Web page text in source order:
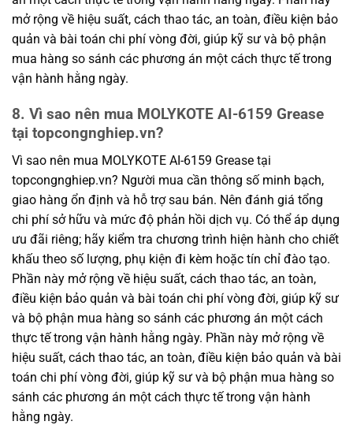
mở rộng về hiệu suất, cách thao tác, an toàn, điều kiện bảo
quản và bài toán chi phí vòng đời, giúp kỹ sư và bộ phận
mua hàng so sánh các phương án một cách thực tế trong
vận hành hằng ngày.
8. Vì sao nên mua MOLYKOTE AI-6159 Grease
tại topcongnghiep.vn?
Vì sao nên mua MOLYKOTE AI-6159 Grease tại
topcongnghiep.vn? Người mua cần thông số minh bạch,
giao hàng ổn định và hỗ trợ sau bán. Nên đánh giá tổng
chi phí sở hữu và mức độ phản hồi dịch vụ. Có thể áp dụng
ưu đãi riêng; hãy kiểm tra chương trình hiện hành cho chiết
khấu theo số lượng, phụ kiện đi kèm hoặc tín chỉ đào tạo.
Phần này mở rộng về hiệu suất, cách thao tác, an toàn,
điều kiện bảo quản và bài toán chi phí vòng đời, giúp kỹ sư
và bộ phận mua hàng so sánh các phương án một cách
thực tế trong vận hành hằng ngày. Phần này mở rộng về
hiệu suất, cách thao tác, an toàn, điều kiện bảo quản và bài
toán chi phí vòng đời, giúp kỹ sư và bộ phận mua hàng so
sánh các phương án một cách thực tế trong vận hành
hằng ngày.